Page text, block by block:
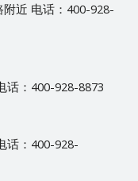
近 电话：400-928-
话：400-928-8873
话：400-928-